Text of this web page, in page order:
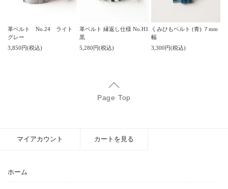
革ベルト No.24 ライト
グレー
3,850円(税込)
革ベルト 縁返し仕様 No.H1
黒
5,280円(税込)
くみひもベルト (青) ７mm
幅
3,300円(税込)
Page Top
ホーム
マイアカウント カートを見る